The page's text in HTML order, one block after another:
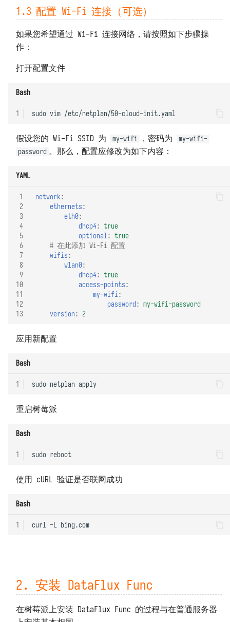
1.3 配置 Wi-Fi 连接（可选）
如果您希望通过 Wi-Fi 连接网络，请按照如下步骤操
作：
打开配置文件
Bash
1 sudo vim
假设您的 Wi-Fi SSID 为 my-wifi ，密码为
my-wifi-
password 。那么，配置应修改为如下内容：
YAML
1
2
3
4
5
6
7
8
9
10
11
12
13
network:
ethernets:
eth0:
dhcp4: true
optional: true
# 在此添加 Wi-Fi 配置
wifis:
wlan0:
dhcp4: true
access-points:
my-wifi:
password : my-wifi-password
version: 2
应用新配置
Bash
1 sudo netplan
重启树莓派
Bash
1 sudo
使用 cURL 验证是否联网成功
Bash
1 curl -L
2. 安装 DataFlux Func
在树莓派上安装 DataFlux Func 的过程与在普通服务器